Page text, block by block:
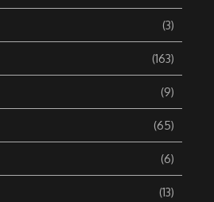
(3)
(163)
(9)
(65)
(6)
(13)